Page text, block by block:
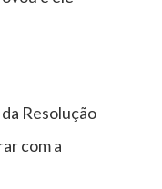
Resolução
com a